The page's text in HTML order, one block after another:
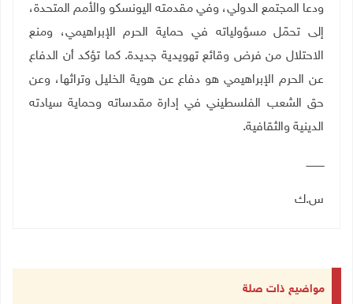
ودعا المجتمع الدولي، وفي مقدمته اليونسكو والأمم المتحدة،
إلى تحمّل مسؤولياته في حماية الحرم الإبراهيمي، ومنع
الاحتلال من فرض وقائع تهويدية جديدة. كما تؤكد أن الدفاع
عن الحرم الإبراهيمي هو دفاع عن هوية الخليل وتراثها، وعن
حق الشعب الفلسطيني في إدارة مقدساته وحماية سيادته
الدينية والثقافية.
ـــــــــــ
س.ك
مواضيع ذات صلة